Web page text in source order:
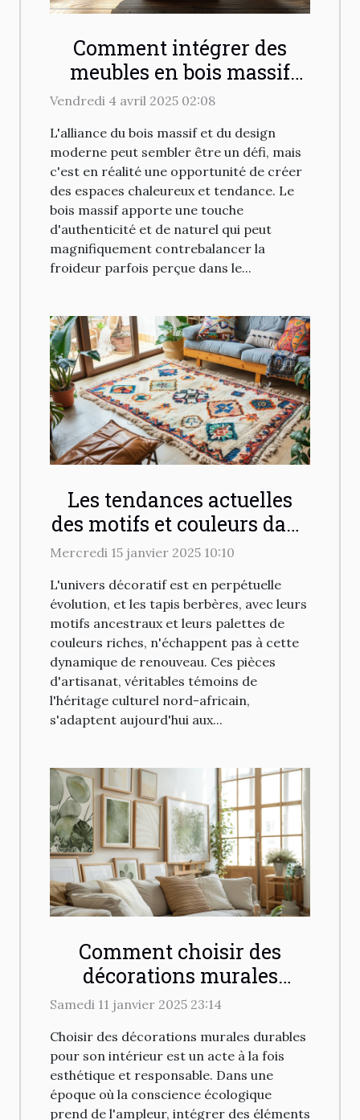
Comment intégrer des
meubles en bois massif
dans un design moderne
Vendredi 4 avril 2025 02:08
L'alliance du bois massif et du design
moderne peut sembler être un défi, mais
c'est en réalité une opportunité de créer
des espaces chaleureux et tendance. Le
bois massif apporte une touche
d'authenticité et de naturel qui peut
magnifiquement contrebalancer la
froideur parfois perçue dans le...
Les tendances actuelles
des motifs et couleurs dans
les tapis berbères
Mercredi 15 janvier 2025 10:10
L'univers décoratif est en perpétuelle
évolution, et les tapis berbères, avec leurs
motifs ancestraux et leurs palettes de
couleurs riches, n'échappent pas à cette
dynamique de renouveau. Ces pièces
d'artisanat, véritables témoins de
l'héritage culturel nord-africain,
s'adaptent aujourd'hui aux...
Comment choisir des
décorations murales
durables pour votre
Samedi 11 janvier 2025 23:14
Choisir des décorations murales durables
pour son intérieur est un acte à la fois
esthétique et responsable. Dans une
époque où la conscience écologique
prend de l'ampleur, intégrer des éléments